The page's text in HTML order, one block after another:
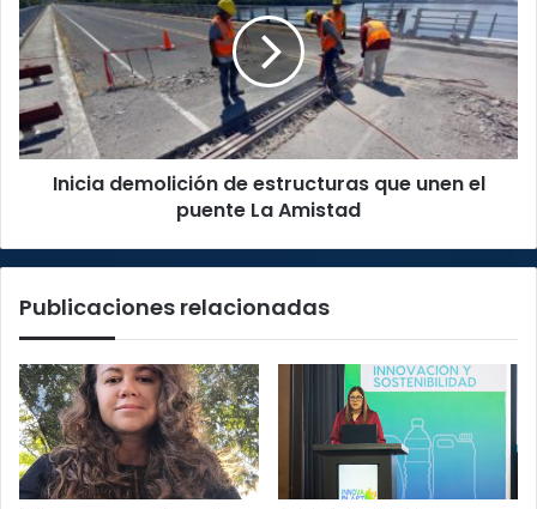
de
estructuras
que
unen
el
puente
La
AmistadInicia demolición de estructuras que unen el
puente La Amistad
Publicaciones relacionadas